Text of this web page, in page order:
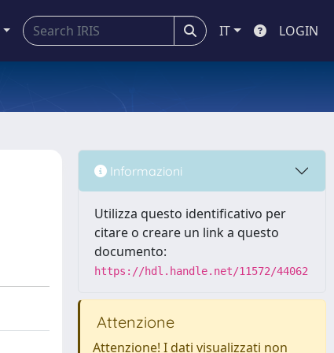
IT LOGIN
Informazioni
Utilizza questo identificativo per
citare o creare un link a questo
documento:
https://hdl.handle.net/11572/44062
Attenzione
Attenzione! I dati visualizzati non